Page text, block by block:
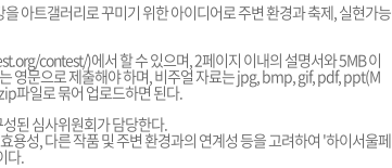
아트갤러리로 꾸미기 위한 아이디어로 주변 환경과 축제, 실현가능
contest/)에서 할 수 있으며, 2페이지 이내의 설명서와 5MB 이
영문으로 제출해야 하며, 비주얼 자료는 jpg, bmp, gif, pdf, ppt(M
파일로 묶어 업로드하면 된다.
된 심사위원회가 담당한다.
용성, 다른 작품 및 주변 환경과의 연계성 등을 고려하여 '하이서울페
다.